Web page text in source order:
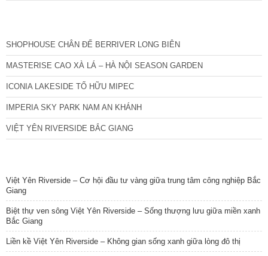
SHOPHOUSE CHÂN ĐẾ BERRIVER LONG BIÊN
MASTERISE CAO XÀ LÁ – HÀ NỘI SEASON GARDEN
ICONIA LAKESIDE TỐ HỮU MIPEC
IMPERIA SKY PARK NAM AN KHÁNH
VIỆT YÊN RIVERSIDE BẮC GIANG
Việt Yên Riverside – Cơ hội đầu tư vàng giữa trung tâm công nghiệp Bắc
Giang
Biệt thự ven sông Việt Yên Riverside – Sống thượng lưu giữa miền xanh
Bắc Giang
Liền kề Việt Yên Riverside – Không gian sống xanh giữa lòng đô thị